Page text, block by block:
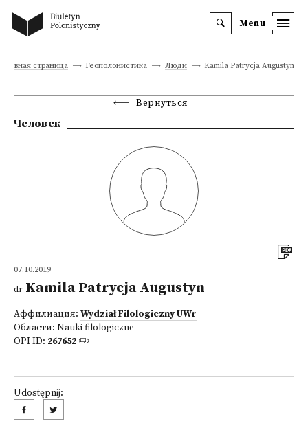
Menu
Главная страница Геополонистика Люди Kamila Patrycja Augustyn
Вернуться
Человек
07.10.2019
dr Kamila Patrycja Augustyn
Аффилиация: Wydział Filologiczny UWr
Области: Nauki filologiczne
OPI ID: 267652
Udostępnij: